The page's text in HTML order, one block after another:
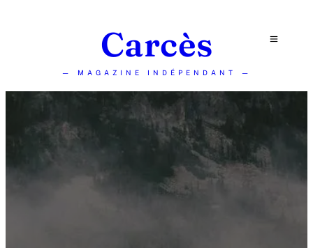
Carcès
— MAGAZINE INDÉPENDANT —